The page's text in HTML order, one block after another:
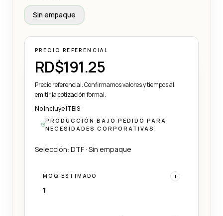
Sin empaque
PRECIO REFERENCIAL
RD$191.25
Precio referencial. Confirmamos valores y tiempos al
emitir la cotización formal.
No incluye ITBIS
PRODUCCIÓN BAJO PEDIDO PARA
NECESIDADES CORPORATIVAS.
Selección: DTF · Sin empaque
MOQ ESTIMADO i
1